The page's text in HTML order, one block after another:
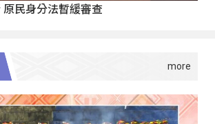
民身分法暫緩審查